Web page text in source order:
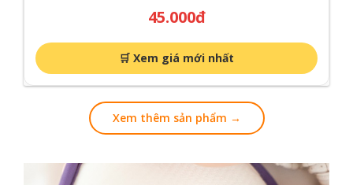
45.000đ
🛒 Xem giá mới nhất
Xem thêm sản phẩm →